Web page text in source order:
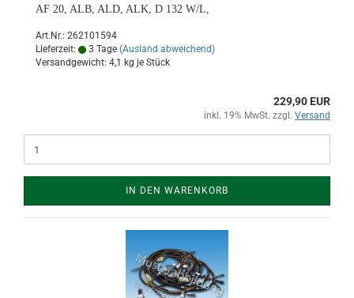
AF 20, ALB, ALD, ALK, D 132 W/L,
Art.Nr.: 262101594
Lieferzeit:
3 Tage (Ausland abweichend)
Versandgewicht: 4,1 kg je Stück
229,90 EUR
inkl. 19% MwSt. zzgl. Versand
IN DEN WARENKORB